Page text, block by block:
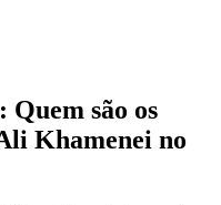
são os
Khamenei no